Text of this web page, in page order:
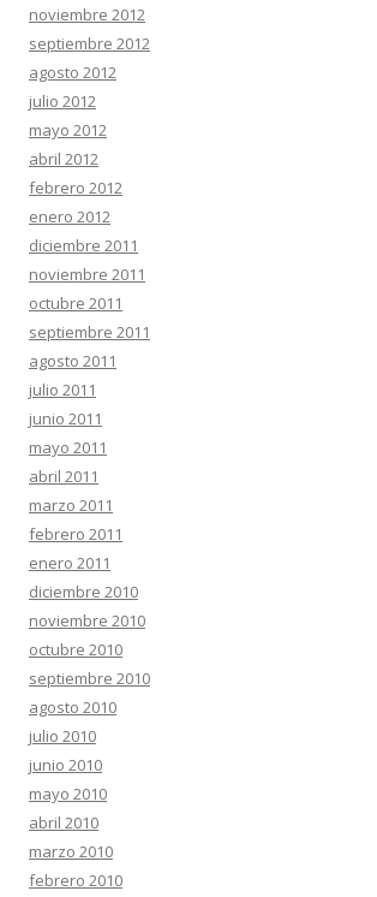
noviembre 2012
septiembre 2012
agosto 2012
julio 2012
mayo 2012
abril 2012
febrero 2012
enero 2012
diciembre 2011
noviembre 2011
octubre 2011
septiembre 2011
agosto 2011
julio 2011
junio 2011
mayo 2011
abril 2011
marzo 2011
febrero 2011
enero 2011
diciembre 2010
noviembre 2010
octubre 2010
septiembre 2010
agosto 2010
julio 2010
junio 2010
mayo 2010
abril 2010
marzo 2010
febrero 2010